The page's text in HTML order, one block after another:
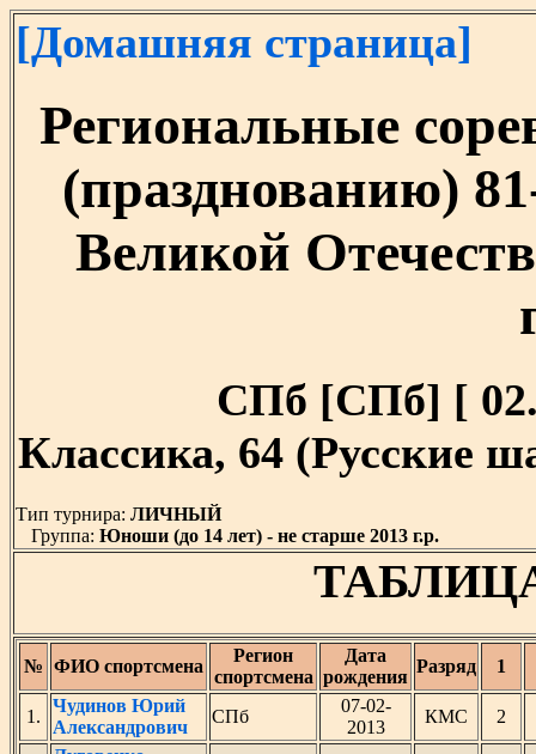
[Домашняя страница]
Региональные
(празднованию)
Великой
СПб [СПб] [
Классика, 64 (Русские
Тип турнира: ЛИЧНЫЙ
Группа: Юноши (до 14 лет) - не старше 2013 г.р.
№ ФИО спортсмена
Регион
спортсмена
Дата
рождения
Разряд 1
1.
Чудинов Юрий
Александрович
СПб
07-02-
2013
КМС 2